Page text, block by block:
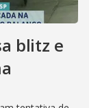
blitz e